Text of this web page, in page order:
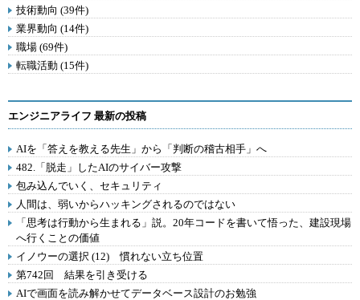
技術動向 (39件)
業界動向 (14件)
職場 (69件)
転職活動 (15件)
エンジニアライフ 最新の投稿
AIを「答えを教える先生」から「判断の稽古相手」へ
482.「脱走」したAIのサイバー攻撃
包み込んでいく、セキュリティ
人間は、弱いからハッキングされるのではない
「思考は行動から生まれる」説。20年コードを書いて悟った、建設現場
へ行くことの価値
イノウーの選択 (12) 慣れない立ち位置
第742回 結果を引き受ける
AIで画面を読み解かせてデータベース設計のお勉強